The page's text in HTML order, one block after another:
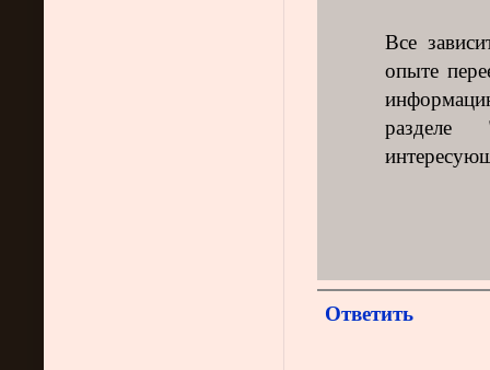
Все
опыте
разделе
Ответить